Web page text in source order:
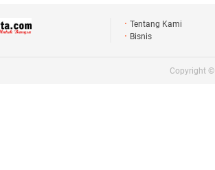
Tentang Kami
Bisnis
Copyright ©